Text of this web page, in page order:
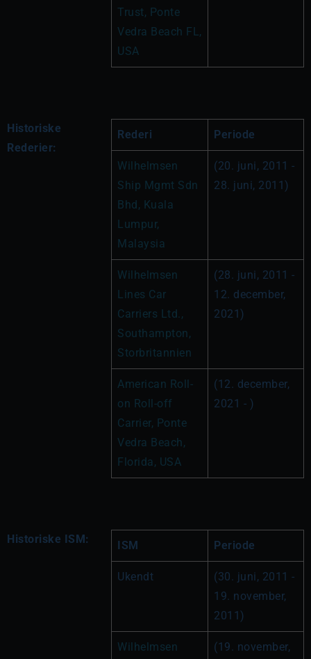
Trust, Ponte
Vedra Beach FL,
USA
Historiske
Rederier:
Rederi Periode
Wilhelmsen
Ship Mgmt Sdn
Bhd, Kuala
Lumpur,
Malaysia
(20. juni, 2011 -
28. juni, 2011)
Wilhelmsen
Lines Car
Carriers Ltd.,
Southampton,
Storbritannien
(28. juni, 2011 -
12. december,
2021)
American Roll-
on Roll-off
Carrier, Ponte
Vedra Beach,
Florida, USA
(12. december,
2021 - )
Historiske ISM: ISM Periode
Ukendt
(30. juni, 2011 -
19. november,
2011)
Wilhelmsen (19. november,